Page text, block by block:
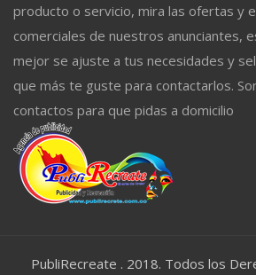
producto o servicio, mira las ofertas y
comerciales de nuestros anunciantes,
mejor se ajuste a tus necesidades y
que más te guste para contactarlos.
contactos para que pidas a domicilio
PubliRecreate . 2018. Todos los